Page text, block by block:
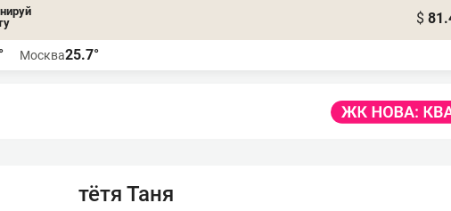
$
Москва25.7°
тётя Таня